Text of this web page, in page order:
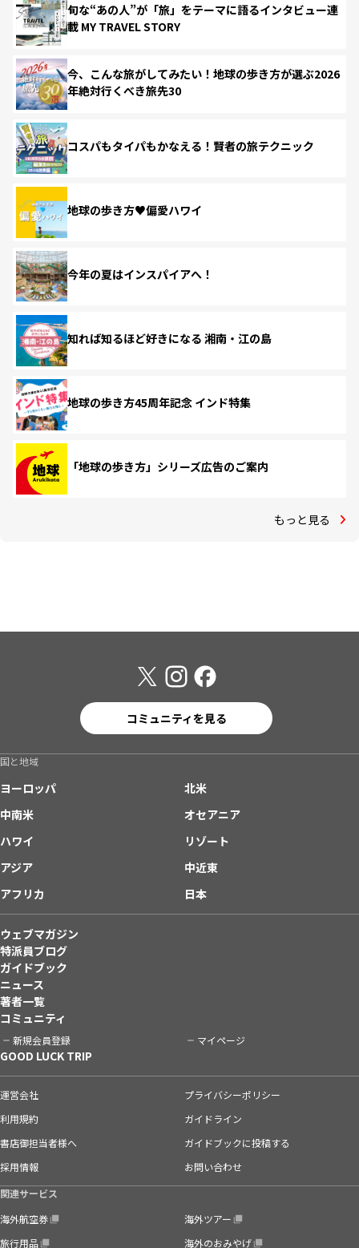
旬な“あの人”が「旅」をテーマに語るインタビュー連
載 MY TRAVEL STORY
今、こんな旅がしてみたい！地球の歩き方が選ぶ2026
年絶対行くべき旅先30
コスパもタイパもかなえる！賢者の旅テクニック
地球の歩き方♥偏愛ハワイ
今年の夏はインスパイアへ！
知れば知るほど好きになる 湘南・江の島
地球の歩き方45周年記念 インド特集
「地球の歩き方」シリーズ広告のご案内
もっと見る
コミュニティを見る
国と地域
ヨーロッパ
北米
中南米
オセアニア
ハワイ
リゾート
アジア
中近東
アフリカ
日本
ウェブマガジン
特派員ブログ
ガイドブック
ニュース
著者一覧
コミュニティ
新規会員登録 マイページ
GOOD LUCK TRIP
運営会社
プライバシーポリシー
利用規約
ガイドライン
書店御担当者様へ
ガイドブックに投稿する
採用情報
お問い合わせ
関連サービス
海外航空券
海外ツアー
旅行用品
海外のおみやげ